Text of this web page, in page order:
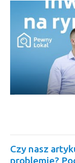
Czy nasz
problemie?